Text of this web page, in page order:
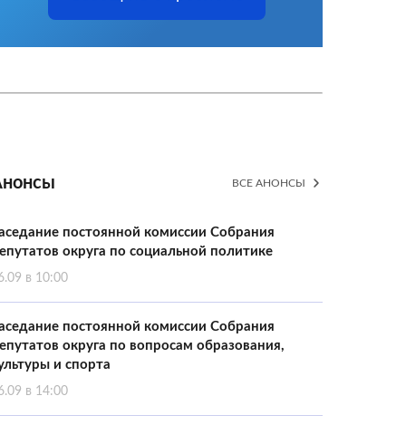
ВСЕ АНОНСЫ
постоянной комиссии Собрания
округа по социальной политике
в 10:00
постоянной комиссии Собрания
округа по вопросам образования,
и спорта
в 14:00